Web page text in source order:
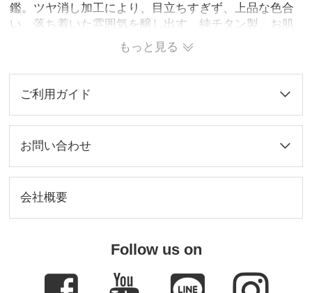
鑑。ツヤ消し加工により、目立ちすぎず、上品な色合
い、落ち着いた雰囲気を醸し出す。純チタン製、お肌
にやさしい素材なので、金属アレルギーの心配がな
く、安心してお使い頂けます。
もっと見る
ご利用ガイド
お問い合わせ
会社概要
Follow us on